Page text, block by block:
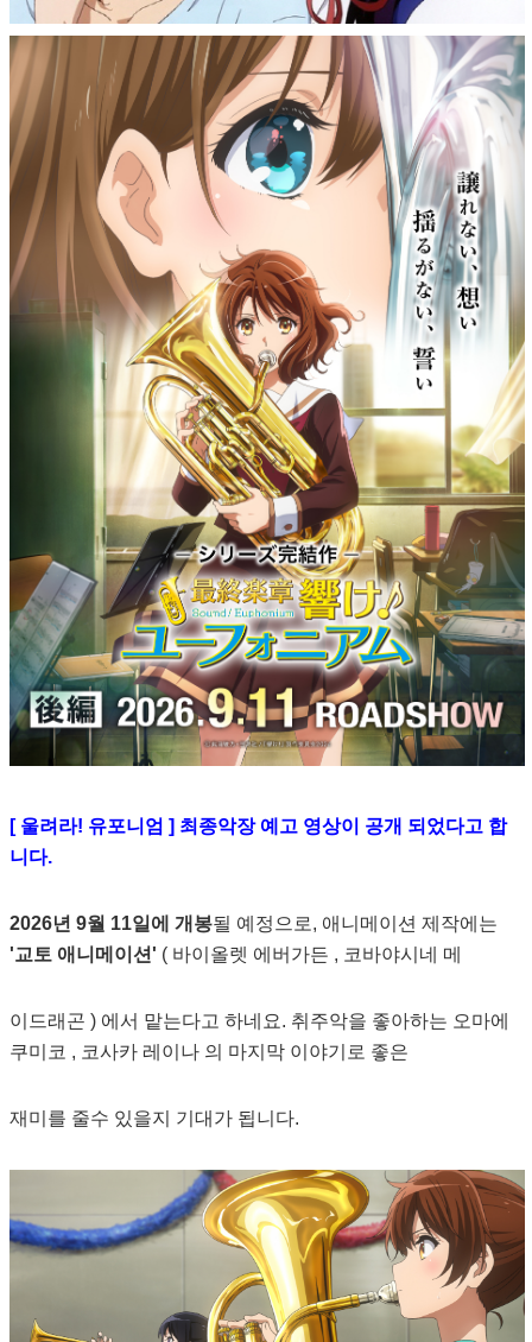
[ 울려라! 유포니엄 ] 최종악장 예고 영상이 공개 되었다고 합
니다.
2026년 9월 11일에 개봉될 예정으로, 애니메이션 제작에는
'교토 애니메이션' ( 바이올렛 에버가든 , 코바야시네 메
이드래곤 ) 에서 맡는다고 하네요. 취주악을 좋아하는 오마에
쿠미코 , 코사카 레이나 의 마지막 이야기로 좋은
재미를 줄수 있을지 기대가 됩니다.